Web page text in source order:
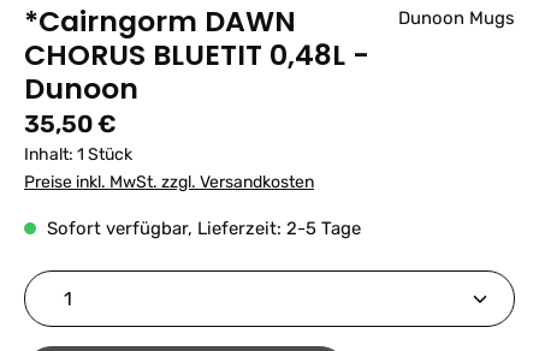
*Cairngorm DAWN
CHORUS BLUETIT 0,48L -
Dunoon
Dunoon Mugs
Regulärer Preis:
35,50 €
Inhalt: 1 Stück
Preise inkl. MwSt. zzgl. Versandkosten
Sofort verfügbar, Lieferzeit: 2-5 Tage
Produkt Anzahl: Gib den gewünschten Wert ein